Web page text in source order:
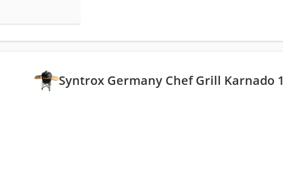
Syntrox Germany ‎Chef Grill Karnado 1